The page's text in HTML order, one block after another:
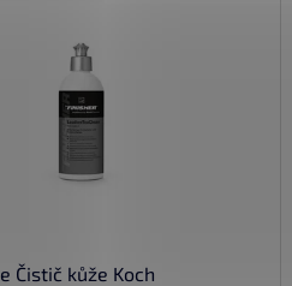
Čistič kůže Koch